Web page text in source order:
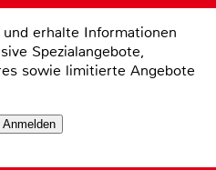
erhalte Informationen
Spezialangebote,
sowie limitierte Angebote